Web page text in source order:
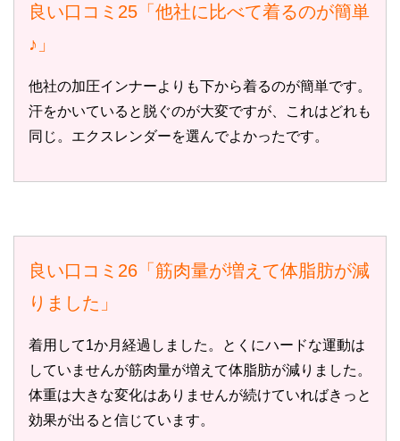
良い口コミ25「他社に比べて着るのが簡単
♪」
他社の加圧インナーよりも下から着るのが簡単です。
汗をかいていると脱ぐのが大変ですが、これはどれも
同じ。エクスレンダーを選んでよかったです。
良い口コミ26「筋肉量が増えて体脂肪が減
りました」
着用して1か月経過しました。とくにハードな運動は
していませんが筋肉量が増えて体脂肪が減りました。
体重は大きな変化はありませんが続けていればきっと
効果が出ると信じています。